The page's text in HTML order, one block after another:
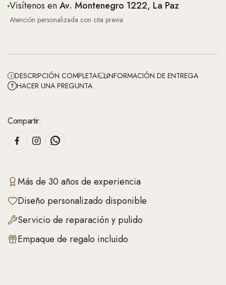
Visítenos enAv. Montenegro 1222, La Paz
Atención personalizada con cita previa
DESCRIPCIÓN COMPLETA
INFORMACIÓN DE ENTREGA
HACER UNA PREGUNTA
Compartir:
Más de 30 años de experiencia
Diseño personalizado disponible
Servicio de reparación y pulido
Empaque de regalo incluido